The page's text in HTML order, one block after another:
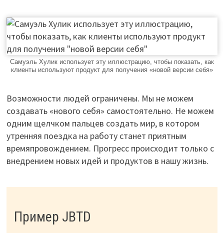
Самуэль Хулик использует эту иллюстрацию, чтобы показать, как
клиенты используют продукт для получения «новой версии себя»
Возможности людей ограничены. Мы не можем
создавать «нового себя» самостоятельно. Не можем
одним щелчком пальцев создать мир, в котором
утренняя поездка на работу станет приятным
времяпровождением. Прогресс происходит только с
внедрением новых идей и продуктов в нашу жизнь.
Пример JBTD